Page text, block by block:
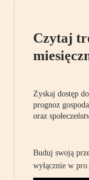
Czytaj
Zyskaj dostęp
prognoz
oraz
Buduj swoją
wyłącznie w